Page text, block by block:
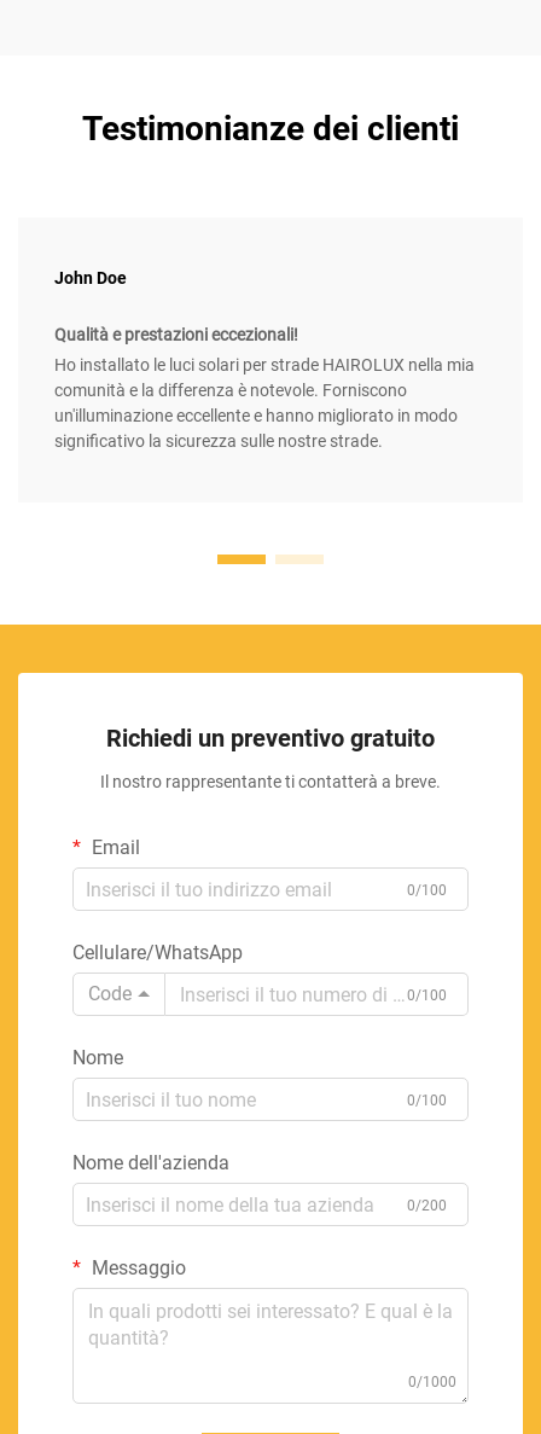
Testimonianze dei clienti
John Doe
Qualità e prestazioni eccezionali!
Ho installato le luci solari per strade HAIROLUX nella mia
comunità e la differenza è notevole. Forniscono
un'illuminazione eccellente e hanno migliorato in modo
significativo la sicurezza sulle nostre strade.
Richiedi un preventivo gratuito
Il nostro rappresentante ti contatterà a breve.
Email
0/100
Cellulare/WhatsApp
Code
0/100
Nome
0/100
Nome dell'azienda
0/200
Messaggio
0/1000